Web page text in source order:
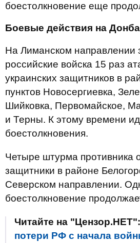
боестолкновение еще
Боевые действия на
На Лиманском направлении
российские войска 15 раз
украинских защитников в
пунктов Новосергиевка,
Шийковка, Первомайское,
и Терны. К этому времени
боестолкновения.
Четыре штурма противника
защитники в районе
Северском направлении.
боестолкновение
Читайте на "Цензор.НЕТ":
потери РФ с начала